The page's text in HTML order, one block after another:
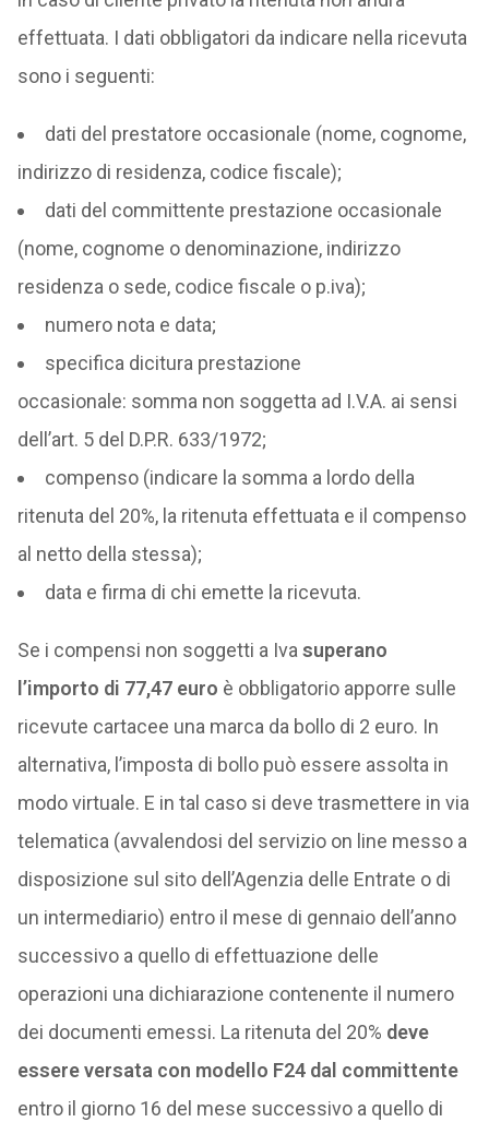
effettuata. I dati obbligatori da indicare nella ricevuta
sono i seguenti:
dati del prestatore occasionale (nome, cognome,
indirizzo di residenza, codice fiscale);
dati del committente prestazione occasionale
(nome, cognome o denominazione, indirizzo
residenza o sede, codice fiscale o p.iva);
numero nota e data;
specifica dicitura prestazione
occasionale: somma non soggetta ad I.V.A. ai sensi
dell’art. 5 del D.P.R. 633/1972;
compenso (indicare la somma a lordo della
ritenuta del 20%, la ritenuta effettuata e il compenso
al netto della stessa);
data e firma di chi emette la ricevuta.
Se i compensi non soggetti a Iva superano
l’importo di 77,47 euro è obbligatorio apporre sulle
ricevute cartacee una marca da bollo di 2 euro. In
alternativa, l’imposta di bollo può essere assolta in
modo virtuale. E in tal caso si deve trasmettere in via
telematica (avvalendosi del servizio on line messo a
disposizione sul sito dell’Agenzia delle Entrate o di
un intermediario) entro il mese di gennaio dell’anno
successivo a quello di effettuazione delle
operazioni una dichiarazione contenente il numero
dei documenti emessi. La ritenuta del 20% deve
essere versata con modello F24 dal committente
entro il giorno 16 del mese successivo a quello di